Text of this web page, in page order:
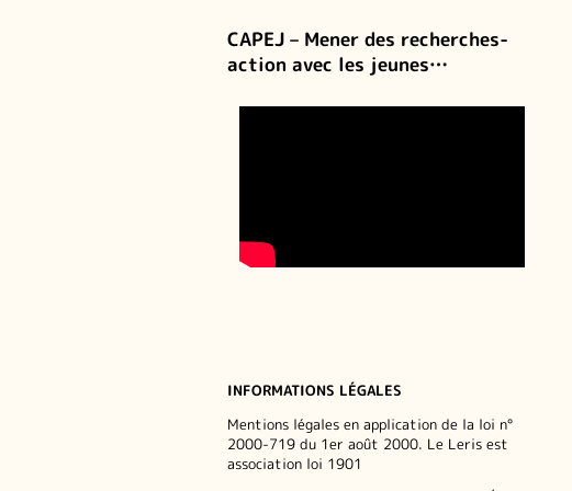
CAPEJ – Mener des recherches-
action avec les jeunes…
INFORMATIONS LÉGALES
Mentions légales en application de la loi n°
2000-719 du 1er août 2000. Le Leris est
association loi 1901